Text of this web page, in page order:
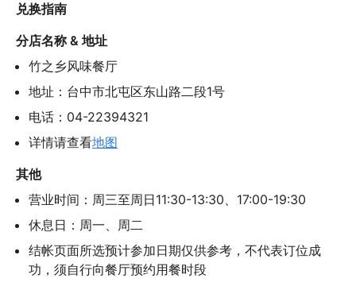
兑换指南
分店名称 & 地址
竹之乡风味餐厅
地址：台中市北屯区东山路二段1号
电话：04-22394321
详情请查看地图
其他
营业时间：周三至周日11:30-13:30、17:00-19:30
休息日：周一、周二
结帐页面所选预计参加日期仅供参考，不代表订位成
功，须自行向餐厅预约用餐时段